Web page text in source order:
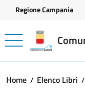
Vai ai contenuti
Vai al footer
Regione Campania
Home Elenco Libri